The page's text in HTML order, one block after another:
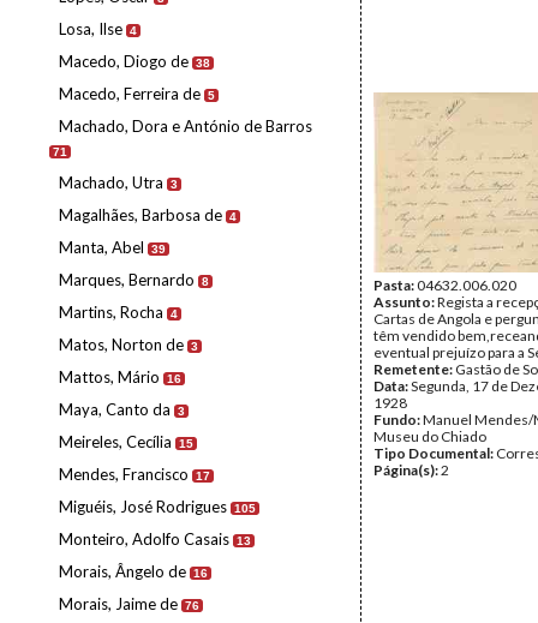
Losa, Ilse 4
Macedo, Diogo de 38
Macedo, Ferreira de 5
Machado, Dora e António de Barros
71
Machado, Utra 3
Magalhães, Barbosa de 4
Manta, Abel 39
Marques, Bernardo 8
Martins, Rocha 4
Matos, Norton de 3
Mattos, Mário 16
Maya, Canto da 3
Meireles, Cecília 15
Mendes, Francisco 17
Miguéis, José Rodrigues 105
Monteiro, Adolfo Casais 13
Morais, Ângelo de 16
Morais, Jaime de 76
Pasta:04632.006.020
Assunto:Regista a
Cartas de Angola e
têm vendido
eventual prejuízo para a
Remetente: Gastão de
Data:Segunda, 17 de
1928
Fundo:Manuel Mendes/
Museu do Chiado
Tipo Documental:
Página(s):2